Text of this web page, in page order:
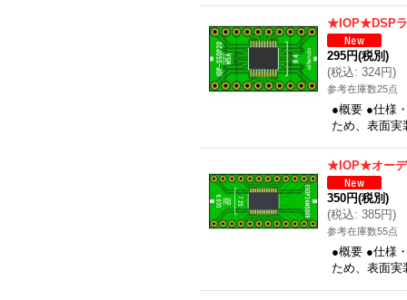
★IOP★DSPラ
295円(税別)
(税込: 324円)
参考在庫数25点
●概要 ●仕様
ため、表面
★IOP★オーデ
350円(税別)
(税込: 385円)
参考在庫数55点
●概要 ●仕様
ため、表面